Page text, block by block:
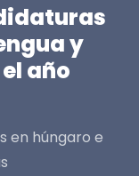
y
año
en húngaro e